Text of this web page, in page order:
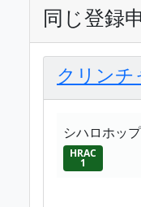
同じ登録
クリンチ
シハロホッ
HRAC
1